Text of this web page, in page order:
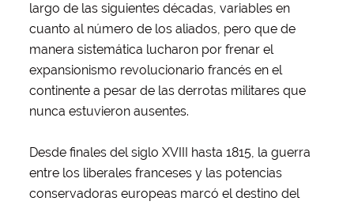
largo de las siguientes décadas, variables en
cuanto al número de los aliados, pero que de
manera sistemática lucharon por frenar el
expansionismo revolucionario francés en el
continente a pesar de las derrotas militares que
nunca estuvieron ausentes.
Desde finales del siglo XVIII hasta 1815, la guerra
entre los liberales franceses y las potencias
conservadoras europeas marcó el destino del